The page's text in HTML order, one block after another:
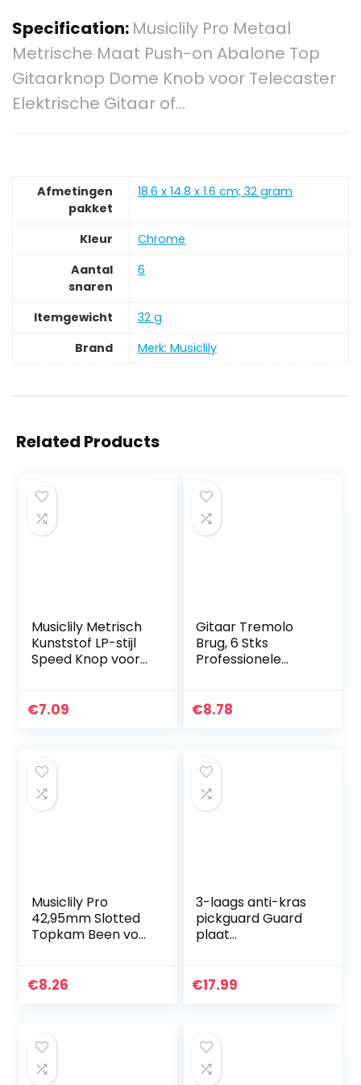
Specification: Musiclily Pro Metaal
Metrische Maat Push-on Abalone Top
Gitaarknop Dome Knob voor Telecaster
Elektrische Gitaar of…
Afmetingen
pakket
‎18.6 x 14.8 x 1.6 cm; 32 gram
Kleur
‎Chrome
Aantal
snaren
‎6
Itemgewicht
‎32 g
Brand
Merk: Musiclily
Related Products
Musiclily Metrisch
Kunststof LP-stijl
Speed Knop voor
Zwart (4 Stuks)
€7.09
Gitaar Tremolo
Brug, 6 Stks
Professionele
Uitstekende
€8.78
Musiclily Pro
42,95mm Slotted
Topkam Been voor
Akoestische Gitaar
€8.26
3-laags anti-kras
pickguard Guard
plaat
muziekinstrument
€17.99